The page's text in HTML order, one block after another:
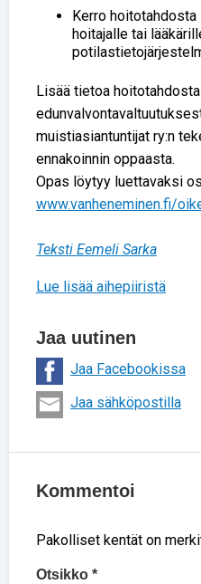
Kerro
hoitajalle tai
Lisää tietoa
muistiasiantuntijat ry:n
ennakoinnin oppaasta.
Opas löytyy luettavaksi
www.vanheneminen.fi/
Teksti Eemeli Sarka
Lue lisää aihepiiristä
Jaa uutinen
Jaa Facebookissa
Jaa sähköpostilla
Kommentoi
Pakolliset kentät on
Otsikko *